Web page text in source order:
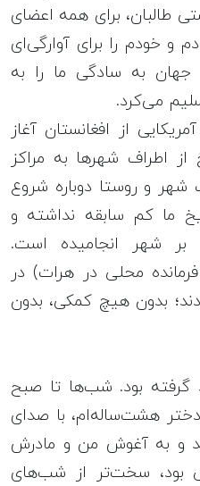
طالبان، برای همه‌ اعضای
و خودم را برای آوارگی‌ای
جهان به سادگی ما را به
می‌کرد.
از افغانستان آغاز
اطراف شهرها به مراکز
و روستا دوباره شروع
ما کم سابقه نداشته و
شهر انجامیده است.
محلی در هرات) در
بدون هیچ کمکی، بدون
بود. شب‌ها تا صبح
هشت‌ساله‌ام، با صدای
و به آغوش من و مادرش
بود، سخت‌تر از شب‌های